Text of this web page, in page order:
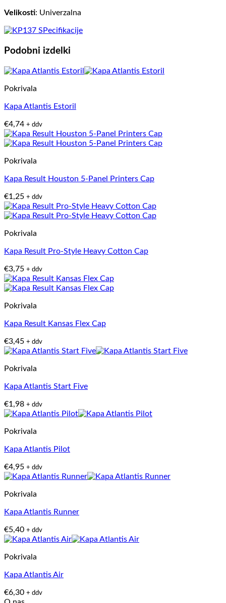
Velikosti: Univerzalna
Podobni izdelki
Pokrivala
Kapa Atlantis Estoril
€4,74 + ddv
Pokrivala
Kapa Result Houston 5-Panel Printers Cap
€1,25 + ddv
Pokrivala
Kapa Result Pro-Style Heavy Cotton Cap
€3,75 + ddv
Pokrivala
Kapa Result Kansas Flex Cap
€3,45 + ddv
Pokrivala
Kapa Atlantis Start Five
€1,98 + ddv
Pokrivala
Kapa Atlantis Pilot
€4,95 + ddv
Pokrivala
Kapa Atlantis Runner
€5,40 + ddv
Pokrivala
Kapa Atlantis Air
€6,30 + ddv